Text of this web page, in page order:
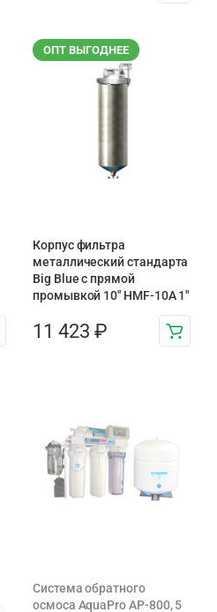
ОПТ ВЫГОДНЕЕ
Корпус фильтра
металлический стандарта
Big Blue с прямой
промывкой 10″ HMF-10A 1″
11 423 ₽
Система обратного
осмоса AquaPro AP-800, 5